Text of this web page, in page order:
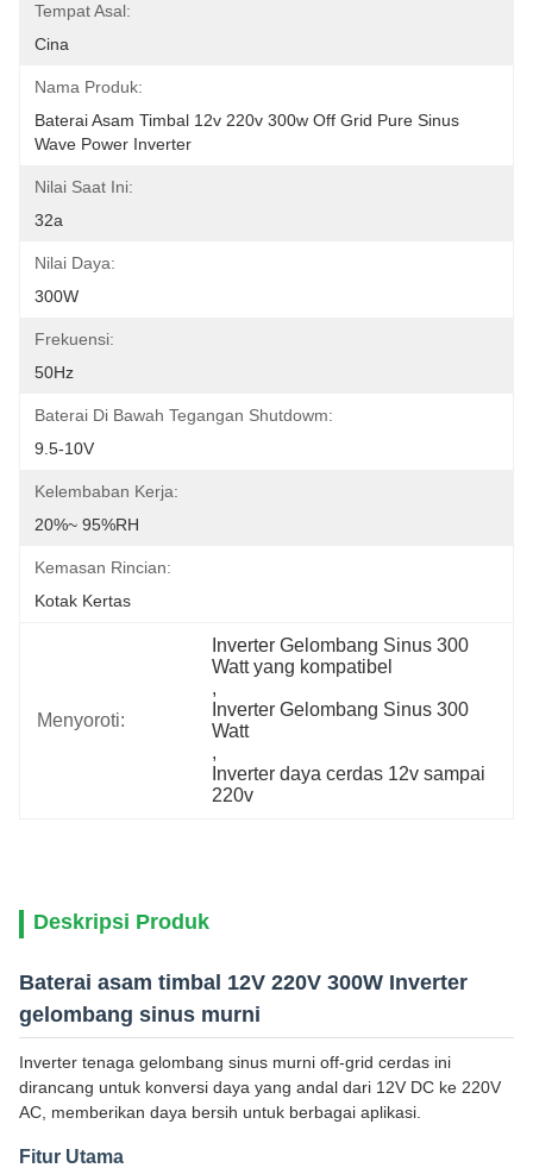
Tempat Asal:
Cina
Nama Produk:
Baterai Asam Timbal 12v 220v 300w Off Grid Pure Sinus
Wave Power Inverter
Nilai Saat Ini:
32a
Nilai Daya:
300W
Frekuensi:
50Hz
Baterai Di Bawah Tegangan Shutdowm:
9.5-10V
Kelembaban Kerja:
20%~ 95%RH
Kemasan Rincian:
Kotak Kertas
Menyoroti:
Inverter Gelombang Sinus 300
Watt yang kompatibel
,
Inverter Gelombang Sinus 300
Watt
,
Inverter daya cerdas 12v sampai
220v
Deskripsi Produk
Baterai asam timbal 12V 220V 300W Inverter
gelombang sinus murni
Inverter tenaga gelombang sinus murni off-grid cerdas ini
dirancang untuk konversi daya yang andal dari 12V DC ke 220V
AC, memberikan daya bersih untuk berbagai aplikasi.
Fitur Utama